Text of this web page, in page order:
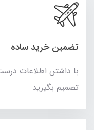
تضمین خرید ساده
با داشتن اطلاعات
تصمیم بگیرید